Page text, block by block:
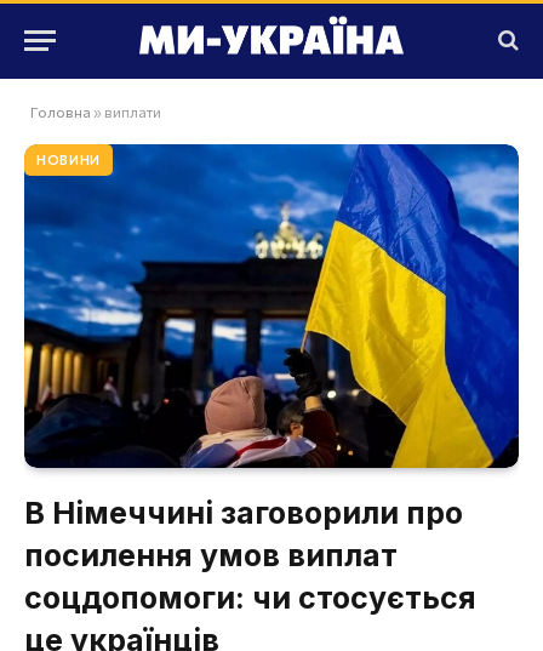
Головна » виплати
НОВИНИ
В Німеччині заговорили про
посилення умов виплат
соцдопомоги: чи стосується
це українців